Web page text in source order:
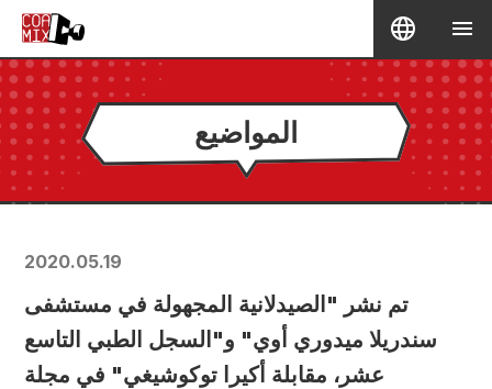
المواضيع
2020.05.19
تم نشر "الصيدلانية المجهولة في مستشفى
سندريلا ميدوري أوي" و"السجل الطبي التاسع
عشر، مقابلة أكيرا توكوشيغي" في مجلة